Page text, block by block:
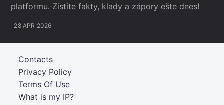
platformu. Zistite fakty, klady a zápory ešte dnes!
28 APR 2026
What is my IP?
Terms Of Use
Privacy Policy
Contacts